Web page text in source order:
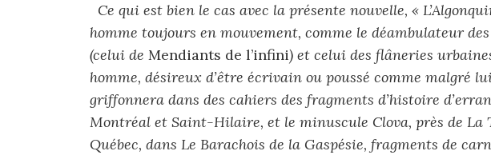
Ce qui est bien le cas avec la présente nouvelle, «
homme toujours en mouvement, comme le déambulateur des
(celui de Mendiants de l’infini) et celui des flâneries
homme, désireux d’être écrivain ou poussé comme malgré
griffonnera dans des cahiers des fragments d’histoire
Montréal et Saint-Hilaire, et le minuscule Clova, près de La
Québec, dans Le Barachois de la Gaspésie, fragments de